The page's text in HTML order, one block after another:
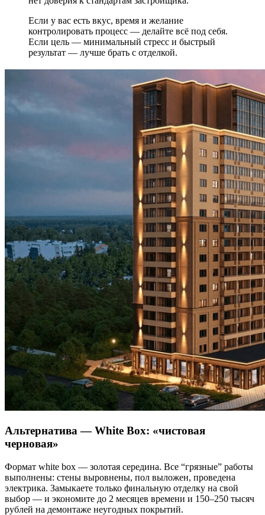
Если у вас есть вкус, время и желание
контролировать процесс — делайте всё под себя.
Если цель — минимальный стресс и быстрый
результат — лучше брать с отделкой.
Альтернатива — White Box: «чистовая
черновая»
Формат white box — золотая середина. Все “грязные” работы
выполнены: стены выровнены, пол выложен, проведена
электрика. Замыкаете только финальную отделку на свой
выбор — и экономите до 2 месяцев времени и 150–250 тысяч
рублей на демонтаже неугодных покрытий.